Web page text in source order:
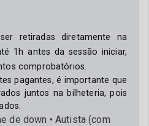
retiradas diretamente na
1h antes da sessão iniciar,
comprobatórios.
pagantes, é importante que
juntos na bilheteria, pois
de down • Autista (com